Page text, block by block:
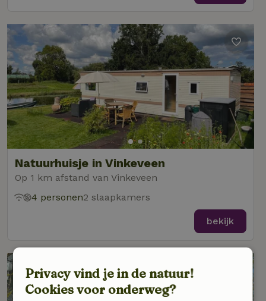
Natuurhuisje in Vinkeveen
Op 1 km afstand van Vinkeveen
4 personen2 slaapkamers
bekijk
Privacy vind je in de natuur!
Cookies voor onderweg?